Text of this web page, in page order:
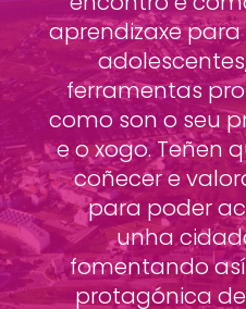
aprendizaxe para
ferramentas
como son o seu
e o xogo. Teñen
coñecer e
para poder
unha
fomentando
protagónica